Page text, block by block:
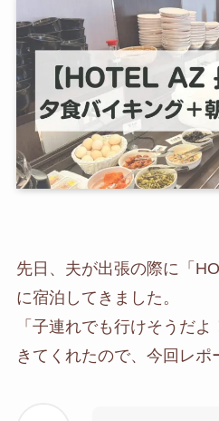
先日、夫が出張の際に「
に宿泊してきました。
「子連れでも行けそうだ
きてくれたので、今回レポ